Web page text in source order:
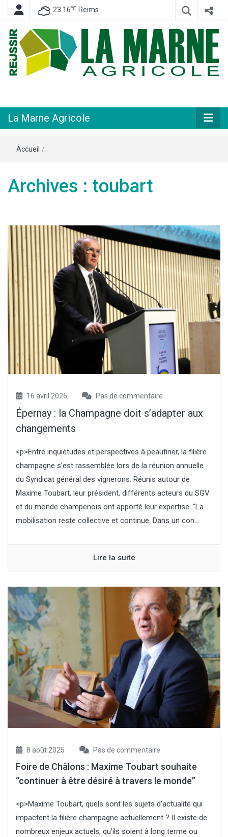
23.16℃ Reims
Agricole
La Marne Agricole
Accueil /
Archives : toubart
16 avril 2026 Pas de commentaire
Épernay : la Champagne doit s’adapter aux
changements
<p>Entre inquiétudes et perspectives à peaufiner, la filière
champagne s’est rassemblée lors de la réunion annuelle
du Syndicat général des vignerons. Réunis autour de
Maxime Toubart, leur président, différents acteurs du SGV
et du monde champenois ont apporté leur expertise. “La
mobilisation reste collective et continue. Dans un con...
Lire la suite
8 août 2025 Pas de commentaire
Foire de Châlons : Maxime Toubart souhaite
“continuer à être désiré à travers le monde”
<p>Maxime Toubart, quels sont les sujets d’actualité qui
impactent la filière champagne actuellement ? Il existe de
nombreux enjeux actuels, qu’ils soient à long terme ou